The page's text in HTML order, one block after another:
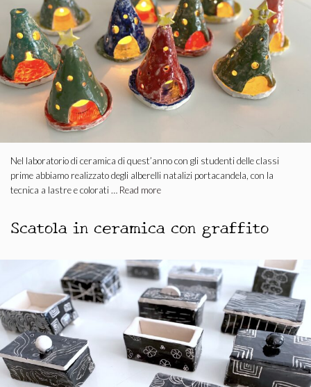
Nel laboratorio di ceramica di quest’anno con gli studenti delle classi
prime abbiamo realizzato degli alberelli natalizi portacandela, con la
tecnica a lastre e colorati … Read more
Scatola in ceramica con graffito